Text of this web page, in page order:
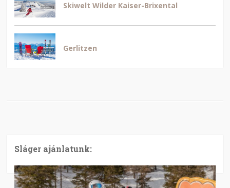
Skiwelt Wilder Kaiser-Brixental
Gerlitzen
Sláger ajánlatunk: